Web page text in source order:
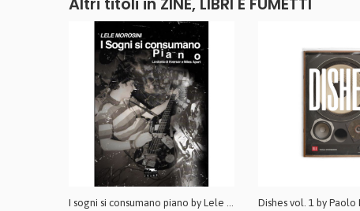
Altri titoli in ZINE, LIBRI E FUMETTI
I sogni si consumano piano by Lele Morosini - LIBRO